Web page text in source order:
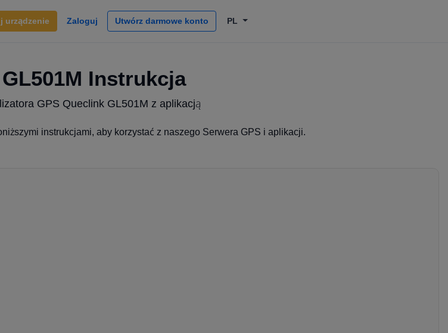
urządzenie Zaloguj Utwórz darmowe konto PL
Instrukcja
GPS Queclink GL501M z aplikacją
instrukcjami, aby korzystać z naszego Serwera GPS i aplikacji.